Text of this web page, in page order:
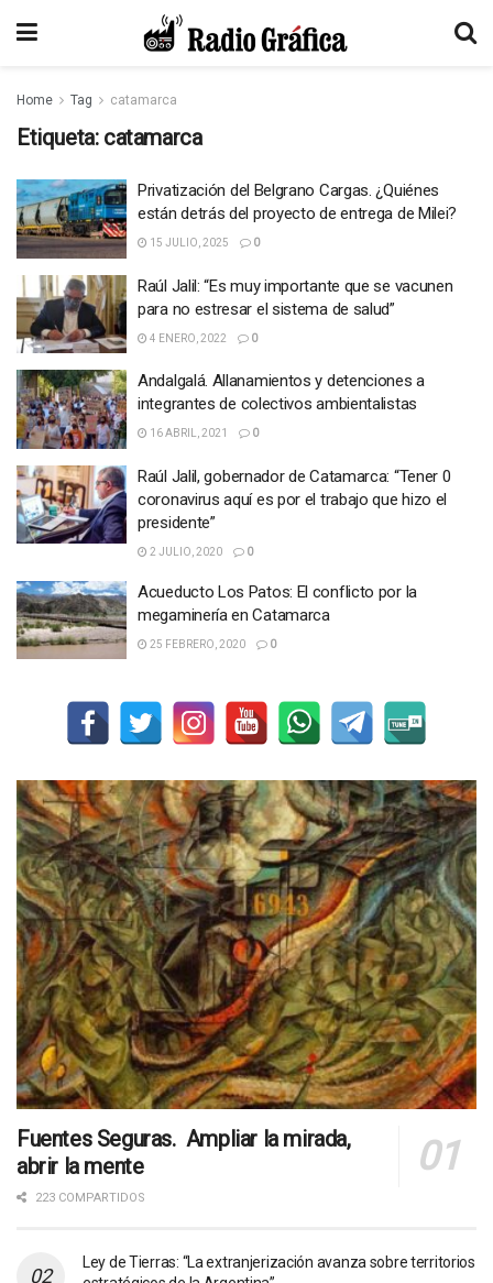
Home Tag catamarca
Etiqueta: catamarca
Privatización del Belgrano Cargas. ¿Quiénes
están detrás del proyecto de entrega de Milei?
15 JULIO, 2025 0
Raúl Jalil: “Es muy importante que se vacunen
para no estresar el sistema de salud”
4 ENERO, 2022 0
Andalgalá. Allanamientos y detenciones a
integrantes de colectivos ambientalistas
16 ABRIL, 2021 0
Raúl Jalil, gobernador de Catamarca: “Tener 0
coronavirus aquí es por el trabajo que hizo el
presidente”
2 JULIO, 2020 0
Acueducto Los Patos: El conflicto por la
megaminería en Catamarca
25 FEBRERO, 2020 0
Fuentes Seguras. Ampliar la mirada,
abrir la mente
223 COMPARTIDOS
Ley de Tierras: “La extranjerización avanza sobre territorios